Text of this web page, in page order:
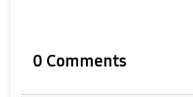
0 Comments